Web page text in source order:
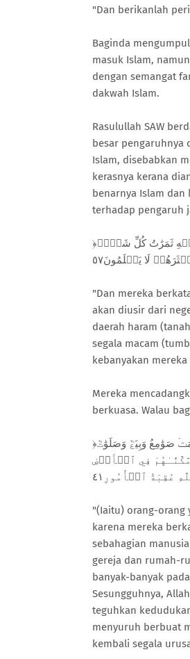
"Dan berikanlah
Baginda
masuk Islam,
dengan semangat
dakwah Islam.
Rasulullah SAW
besar pengaruhnya
Islam, disebabkan
kerasnya kerana
benarnya Islam dan
terhadap pengaruh
﴿وَقَالُوٓاْ إِن نَّتَّبِعِ ٱلۡهُدَىٰ مَعَكَ نُتَخَطَّفۡ مِنۡ أَرۡضِنَآۚ أَوَ لَمۡ نُمَكِّن لَّهُمۡ حَرَمًا ءَامِنٗا يُجۡبَىٰٓ إِلَيۡهِ ثَمَرَٰتُ كُلِّ شَيۡءٖ
"Dan mereka
akan diusir dari
daerah haram
segala macam
kebanyakan
Mereka
berkuasa. Walau
﴿ٱلَّذِينَ أُخۡرِجُواْ مِن دِيَٰرِهِم بِغَيۡرِ حَقٍّ إِلَّآ أَن يَقُولُواْ رَبُّنَا ٱللَّهُۗ وَلَوۡلَا دَفۡعُ ٱللَّهِ ٱلنَّاسَ بَعۡضَهُم بِبَعۡضٖ لَّهُدِّمَتۡ صَوَٰمِعُ وَبِيَعٞ وَصَلَوَٰتٞ
ٱللَّهُ مَن يَنصُرُهُۥٓۚ إِنَّ ٱللَّهَ لَقَوِيٌّ عَزِيزٌ٤٠ ٱلَّذِينَ إِن مَّكَّنَّـٰهُمْ فِي ٱلۡأَرۡضِ
"(Iaitu) orang-orang
karena mereka
sebahagian
gereja dan rumah-
banyak-banyak
Sesungguhnya,
teguhkan
menyuruh berbuat
kembali segala